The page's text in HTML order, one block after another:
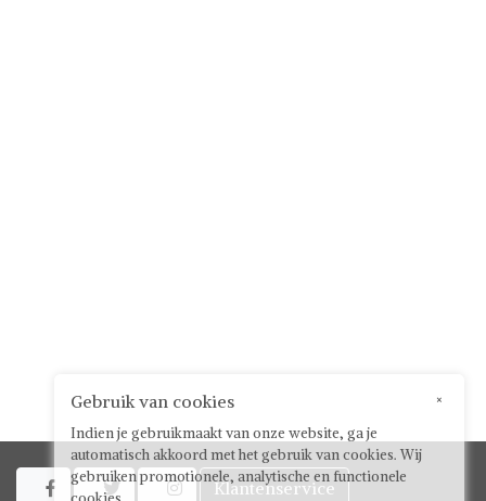
   Klantenservice
×
Gebruik van cookies
Indien je gebruikmaakt van onze website, ga je
automatisch akkoord met het gebruik van cookies. Wij
gebruiken promotionele, analytische en functionele